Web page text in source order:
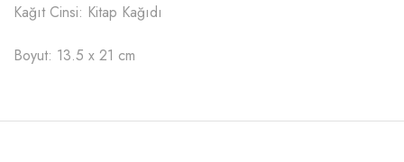
Kağıt Cinsi: Kitap Kağıdı
Boyut: 13.5 x 21 cm